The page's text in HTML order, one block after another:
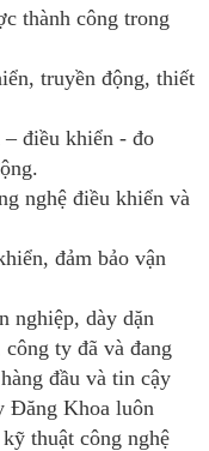
thành công trong
truyền động, thiết
điều khiển - đo
nghệ điều khiển và
đảm bảo vận
nghiệp, dày dặn
ty đã và đang
đầu và tin cậy
Đăng Khoa luôn
thuật công nghệ